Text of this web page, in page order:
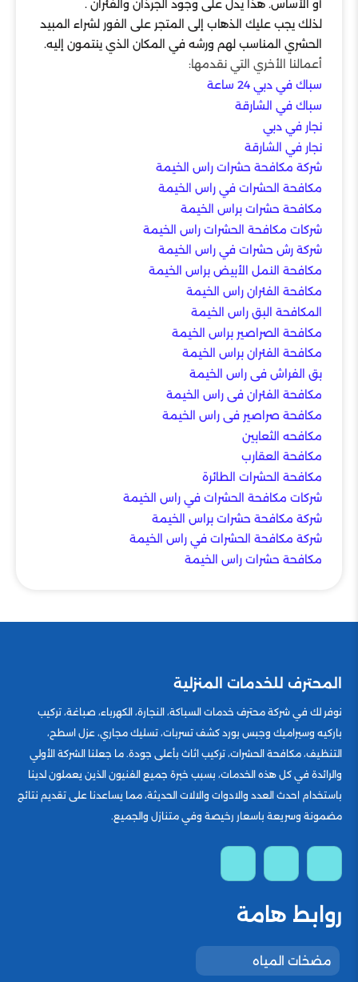
أو الأساس. هذا يدل على وجود الجرذان والفئران .
لذلك يجب عليك الذهاب إلى المتجر على الفور لشراء المبيد
الحشري المناسب لهم ورشه في المكان الذي ينتمون إليه.
أعمالنا الأخري التي نقدمها:
سباك في دبي 24 ساعة
سباك في الشارقة
نجار في دبي
نجار في الشارقة
شركة مكافحة حشرات راس الخيمة
مكافحة الحشرات في راس الخيمة
مكافحة حشرات براس الخيمة
شركات مكافحة الحشرات راس الخيمة
شركة رش حشرات في راس الخيمة
مكافحة النمل الأبيض براس الخيمة
مكافحة الفئران راس الخيمة
المكافحة البق راس الخيمة
مكافحة الصراصير براس الخيمة
مكافحة الفئران براس الخيمة
بق الفراش فى راس الخيمة
مكافحة الفئران فى راس الخيمة
مكافحة صراصير فى راس الخيمة
مكافحه الثعابين
مكافحة العقارب
مكافحة الحشرات الطائرة
شركات مكافحة الحشرات في راس الخيمة
شركة مكافحة حشرات براس الخيمة
شركة مكافحة الحشرات في راس الخيمة
مكافحة حشرات راس الخيمة
المحترف للخدمات المنزلية
نوفر لك في شركة محترف خدمات السباكة، النجارة، الكهرباء، صباغة، تركيب
باركيه وسيراميك وجبس بورد كشف تسربات، تسليك مجاري، عزل اسطح،
التنظيف، مكافحة الحشرات، تركيب اثاث بأعلى جودة. ما جعلنا الشركة الأولي
والرائدة في كل هذه الخدمات، بسبب خبرة جميع الفنيون الذين يعملون لدينا
باستخدام احدث العدد والادوات والالات الحديثة، مما يساعدنا على تقديم نتائج
مضمونة وسريعة باسعار رخيصة وفي متنازل والجميع.
روابط هامة
مضخات المياه